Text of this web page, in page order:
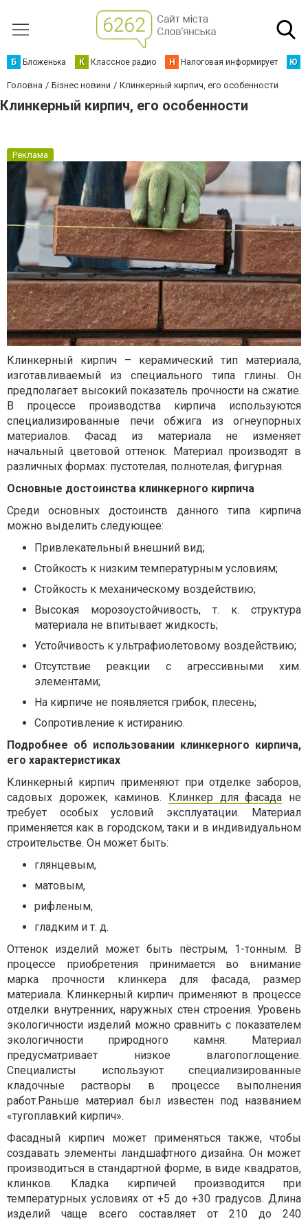
Б Бложенька К Классное радио Н Налоговая информирует Ю
Головна Бізнес новини Клинкерный кирпич, его особенности
Клинкерный кирпич, его особенности
Реклама
Клинкерный кирпич – керамический тип материала,
изготавливаемый из специального типа глины. Он
предполагает высокий показатель прочности на сжатие.
В процессе производства кирпича используются
специализированные печи обжига из огнеупорных
материалов. Фасад из материала не изменяет
начальный цветовой оттенок. Материал производят в
различных формах: пустотелая, полнотелая, фигурная.
Основные достоинства клинкерного кирпича
Среди основных достоинств данного типа кирпича
можно выделить следующее:
Привлекательный внешний вид;
Стойкость к низким температурным условиям;
Стойкость к механическому воздействию;
Высокая морозоустойчивость, т. к. структура
материала не впитывает жидкость;
Устойчивость к ультрафиолетовому воздействию;
Отсутствие реакции с агрессивными хим.
элементами;
На кирпиче не появляется грибок, плесень;
Сопротивление к истиранию.
Подробнее об использовании клинкерного кирпича,
его характеристиках
Клинкерный кирпич применяют при отделке заборов,
садовых дорожек, каминов. Клинкер для фасада не
требует особых условий эксплуатации. Материал
применяется как в городском, таки и в индивидуальном
строительстве. Он может быть:
глянцевым,
матовым,
рифленым,
гладким и т. д.
Оттенок изделий может быть пёстрым, 1-тонным. В
процессе приобретения принимается во внимание
марка прочности клинкера для фасада, размер
материала. Клинкерный кирпич применяют в процессе
отделки внутренних, наружных стен строения. Уровень
экологичности изделий можно сравнить с показателем
экологичности природного камня. Материал
предусматривает низкое влагопоглощение.
Специалисты используют специализированные
кладочные растворы в процессе выполнения
работ.Раньше материал был известен под названием
«тугоплавкий кирпич».
Фасадный кирпич может применяться также, чтобы
создавать элементы ландшафтного дизайна. Он может
производиться в стандартной форме, в виде квадратов,
клинков. Кладка кирпичей производится при
температурных условиях от +5 до +30 градусов. Длина
изделий чаще всего составляет от 210 до 240